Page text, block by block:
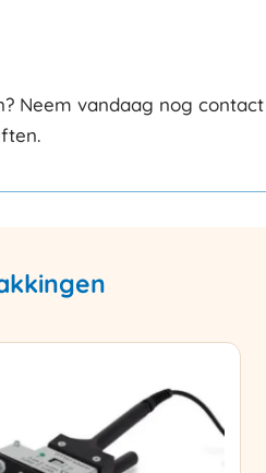
Neem vandaag nog